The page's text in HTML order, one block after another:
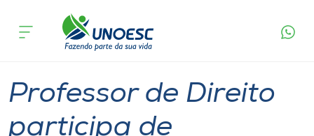
Cursos
acontece
Professor de Direito
participa de